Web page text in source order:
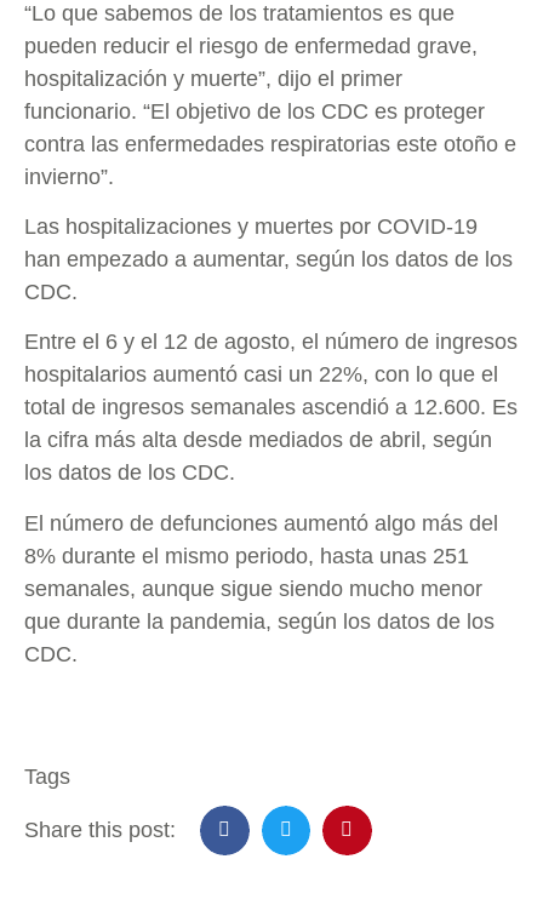
“Lo que sabemos de los tratamientos es que
pueden reducir el riesgo de enfermedad grave,
hospitalización y muerte”, dijo el primer
funcionario. “El objetivo de los CDC es proteger
contra las enfermedades respiratorias este otoño e
invierno”.
Las hospitalizaciones y muertes por COVID-19
han empezado a aumentar, según los datos de los
CDC.
Entre el 6 y el 12 de agosto, el número de ingresos
hospitalarios aumentó casi un 22%, con lo que el
total de ingresos semanales ascendió a 12.600. Es
la cifra más alta desde mediados de abril, según
los datos de los CDC.
El número de defunciones aumentó algo más del
8% durante el mismo periodo, hasta unas 251
semanales, aunque sigue siendo mucho menor
que durante la pandemia, según los datos de los
CDC.
Tags
Share this post: